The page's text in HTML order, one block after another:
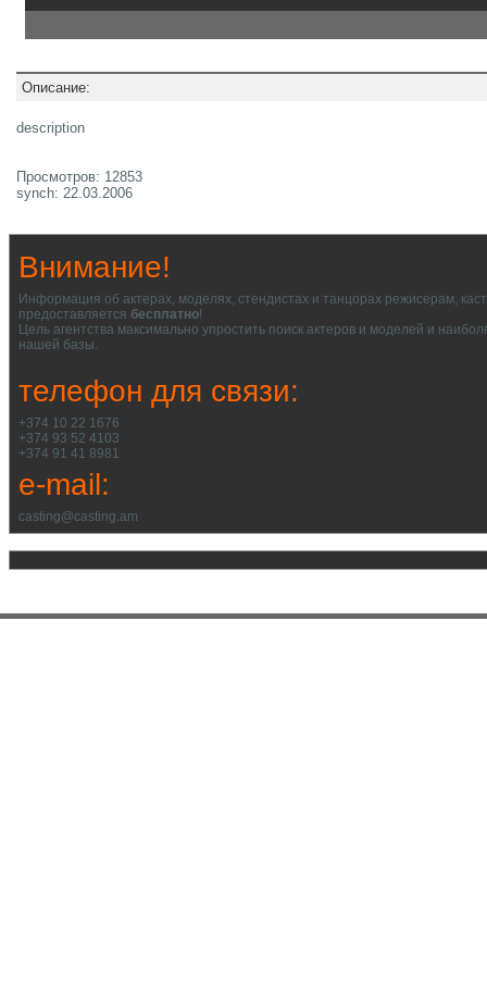
Описание:
description
Просмотров: 12853
synch: 22.03.2006
Внимание!
Информация об актерах, моделях, стендистах и танцорах режисерам,
предоставляется бесплатно!
Цель агентства максимально упростить поиск актеров и моделей и
нашей базы.
телефон для связи:
+374 10 22 1676
+374 93 52 4103
+374 91 41 8981
e-mail:
casting@casting.am